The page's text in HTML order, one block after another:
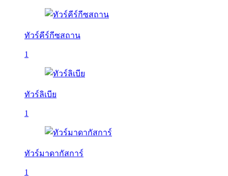
ทัวร์คีร์กีซสถาน
1
ทัวร์ลิเบีย
1
ทัวร์มาดากัสการ์
1